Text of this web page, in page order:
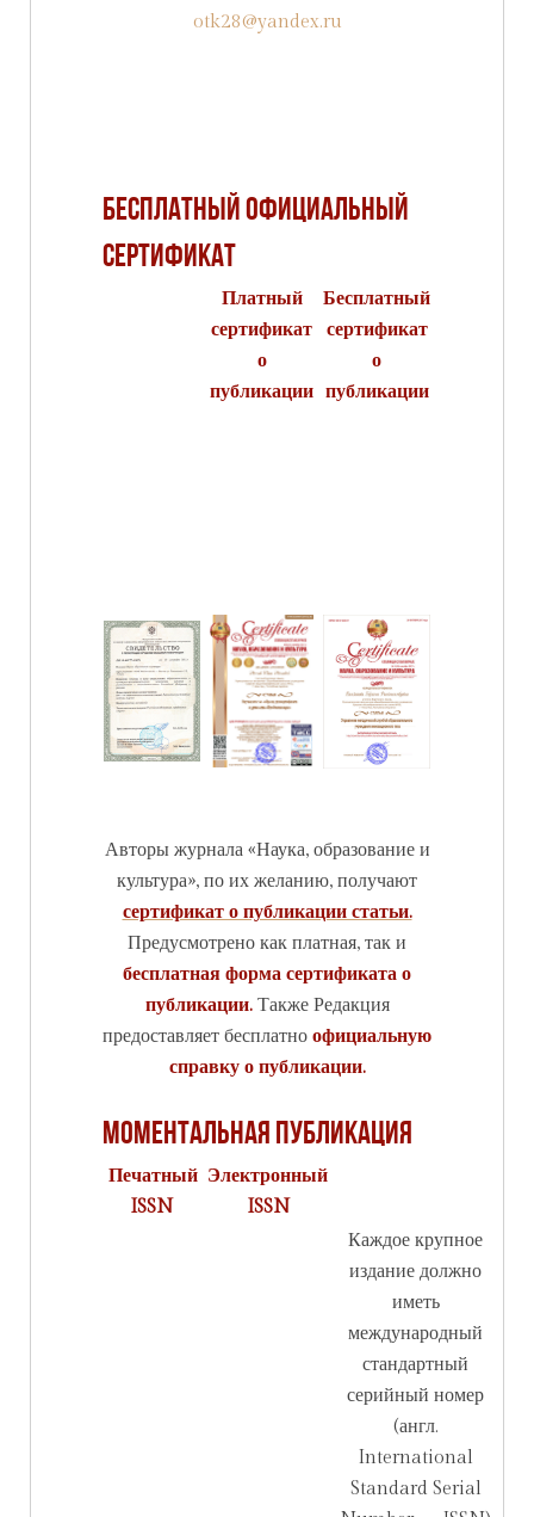
otk28@yandex.ru
Бесплатный официальный
сертификат
Платный
сертификат
о
публикации
Бесплатный
сертификат
о
публикации
Авторы журнала «Наука, образование и
культура», по их желанию, получают
сертификат о публикации статьи.
Предусмотрено как платная, так и
бесплатная форма сертификата о
публикации.Также Редакция
предоставляет бесплатно официальную
справку о публикации.
Моментальная публикация
Печатный
ISSN
Электронный
ISSN
Каждое крупное
издание должно
иметь
международный
стандартный
серийный номер
(англ.
International
Standard Serial